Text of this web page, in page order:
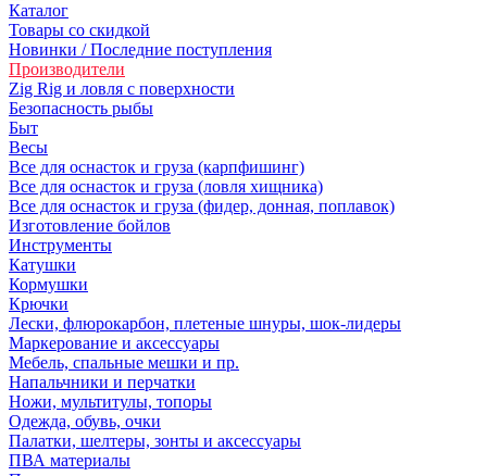
Каталог
Товары со скидкой
Новинки / Последние поступления
Производители
Zig Rig и ловля с поверхности
Безoпасность рыбы
Быт
Весы
Все для оснасток и груза (карпфишинг)
Все для оснасток и груза (ловля хищника)
Все для оснасток и груза (фидер, донная, поплавок)
Изготовление бойлов
Инструменты
Катушки
Кормушки
Крючки
Лески, флюрокарбон, плетеные шнуры, шок-лидеры
Маркерование и аксессуары
Мебель, спальные мешки и пр.
Напальчники и перчатки
Ножи, мультитулы, топоры
Одежда, обувь, очки
Палатки, шелтеры, зонты и аксессуары
ПВА материалы